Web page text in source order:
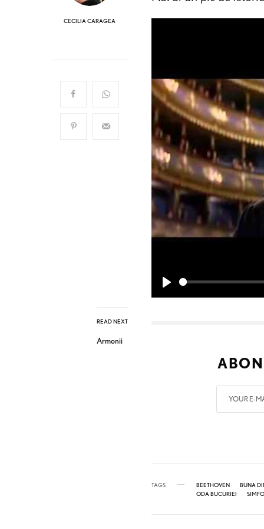
CECILIA CARAGEA
READ NEXT
Armonii
P
TAGS BEETHOVEN BUNA
ODA BUCURIEI